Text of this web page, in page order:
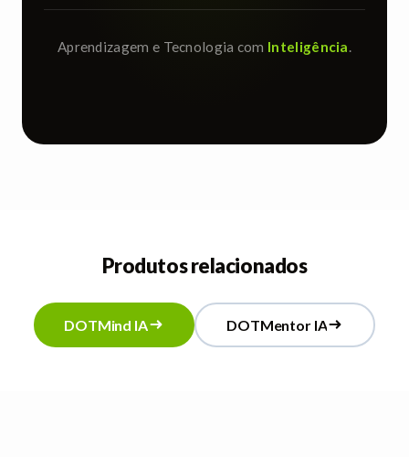
Aprendizagem e Tecnologia com Inteligência.
Produtos relacionados
DOTMind IA
DOTMentor IA
DOTMentorIA